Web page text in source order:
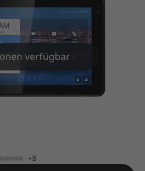
verfügbar
+8